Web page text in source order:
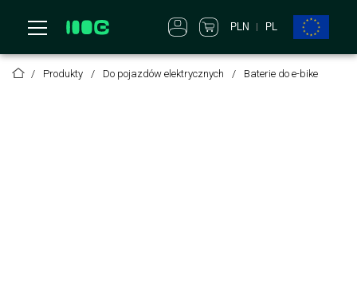
PLN PL
Produkty Do pojazdów elektrycznych Baterie do e-bike